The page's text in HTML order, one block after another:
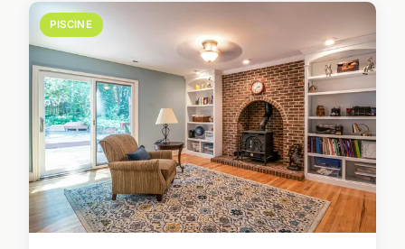
PISCINE